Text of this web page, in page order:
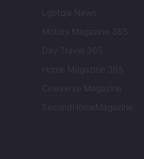
Lgbtqia News
Motors Magazine 365
Day Travel 365
Home Magazine 365
Cineverse Magazine
SecondHomeMagazine